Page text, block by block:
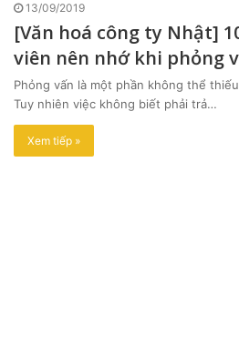
13/09/2019
[Văn hoá công ty Nhật]
viên nên nhớ khi phỏng
Phỏng vấn là một phần không thể
Tuy nhiên việc không biết phải trả…
Xem tiếp »